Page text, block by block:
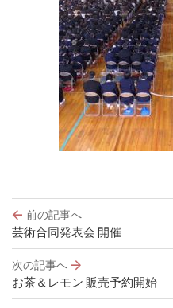
投
稿
ナ
ビ
ゲ
ー
前の記事へ
芸術合同発表会 開催
次の記事へ
お茶＆レモン 販売予約開始